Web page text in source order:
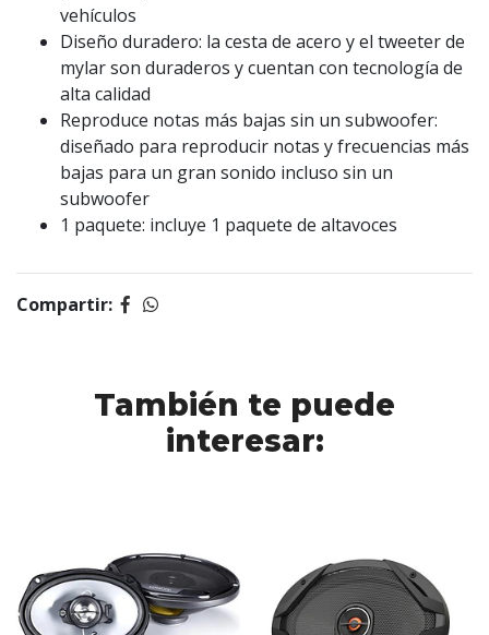
vehículos
Diseño duradero: la cesta de acero y el tweeter de
mylar son duraderos y cuentan con tecnología de
alta calidad
Reproduce notas más bajas sin un subwoofer:
diseñado para reproducir notas y frecuencias más
bajas para un gran sonido incluso sin un
subwoofer
1 paquete: incluye 1 paquete de altavoces
Compartir:
También te puede
interesar: